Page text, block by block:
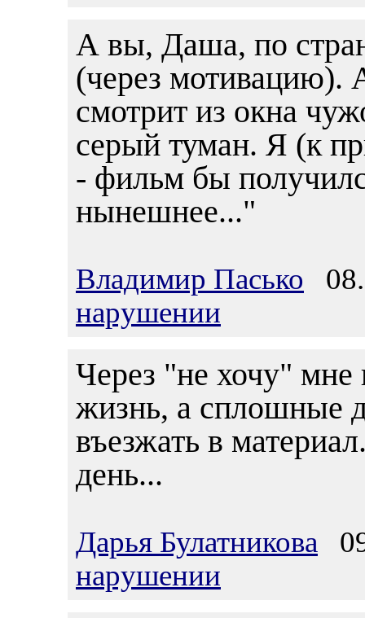
А вы, Даша, по
(через мотивацию).
смотрит из окна
серый туман. Я (к
- фильм бы
нынешнее..."
Владимир Пасько
нарушении
Через "не хочу" мне
жизнь, а сплошные
въезжать в
день...
Дарья Булатникова
нарушении